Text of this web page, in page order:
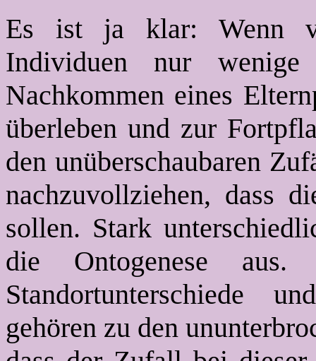
Es ist ja klar: Wenn
Individuen nur
Nachkommen eines
überleben und zur
den unüberschaubaren
nachzuvollziehen, dass
sollen. Stark
die Ontogenese aus.
Standortunterschiede
gehören zu den